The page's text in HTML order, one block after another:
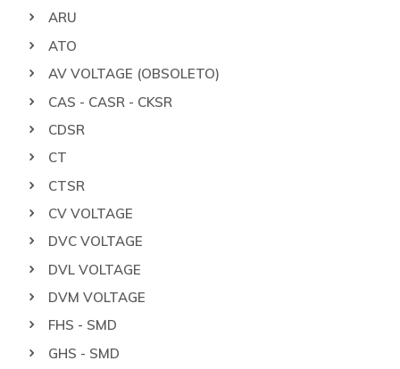
ARU
ATO
AV VOLTAGE (OBSOLETO)
CAS - CASR - CKSR
CDSR
CT
CTSR
CV VOLTAGE
DVC VOLTAGE
DVL VOLTAGE
DVM VOLTAGE
FHS - SMD
GHS - SMD